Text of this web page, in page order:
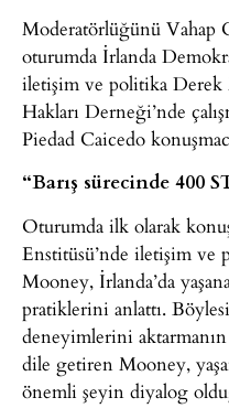
Moderatörlüğünü Vahap
oturumda İrlanda
iletişim ve politika
Hakları Derneği’nde
Piedad Caicedo
“Barış sürecinde 400
Oturumda ilk olarak
Enstitüsü’nde iletişim ve
Mooney, İrlanda’da
pratiklerini anlattı.
deneyimlerini
dile getiren Mooney,
önemli şeyin diyalog